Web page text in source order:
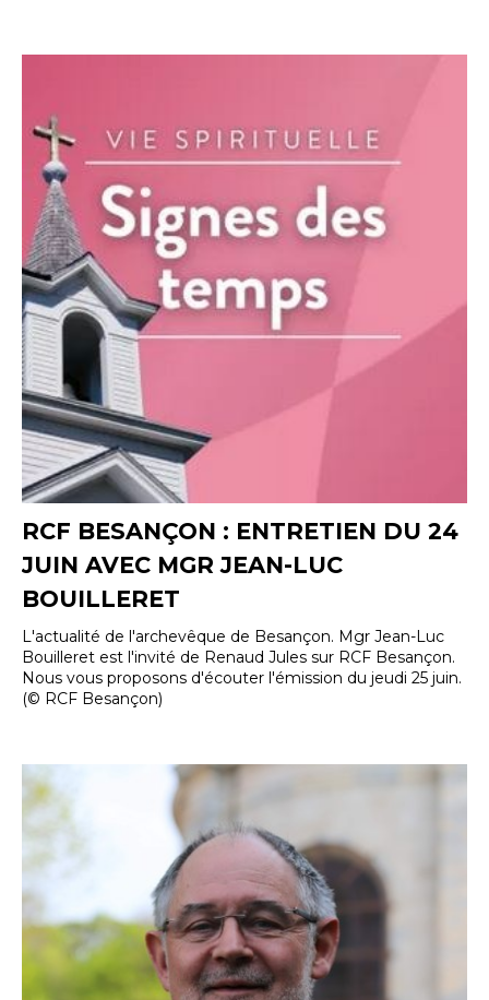
RCF BESANÇON : ENTRETIEN DU 24
JUIN AVEC MGR JEAN-LUC
BOUILLERET
L'actualité de l'archevêque de Besançon. Mgr Jean-Luc
Bouilleret est l'invité de Renaud Jules sur RCF Besançon.
Nous vous proposons d'écouter l'émission du jeudi 25 juin.
(© RCF Besançon)